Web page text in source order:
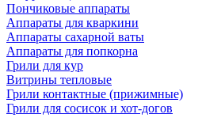
Пончиковые аппараты
Аппараты для кваркини
Аппараты сахарной ваты
Аппараты для попкорна
Грили для кур
Витрины тепловые
Грили контактные (прижимные)
Грили для сосисок и хот-догов